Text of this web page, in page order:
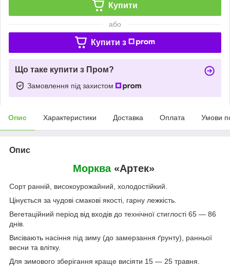
Купити
або
Купити з
Що таке купити з Пром?
Замовлення під захистом
Опис Характеристики Доставка Оплата Умови
Опис
Морква«Артек»
Сорт ранній, високоурожайний, холодостійкий.
Цінується за чудові смакові якості, гарну лежкість.
Вегетаційний період від входів до технічної стиглості 65 — 86
днів.
Висівають насіння під зиму (до замерзання ґрунту), ранньої
весни та влітку.
Для зимового зберігання краще висіяти 15 — 25 травня.